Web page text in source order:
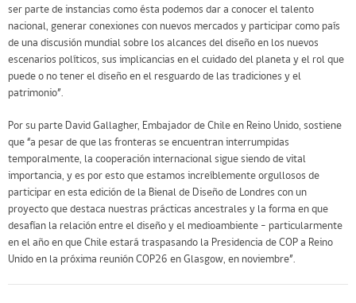
ser parte de instancias como ésta podemos dar a conocer el talento
nacional, generar conexiones con nuevos mercados y participar como país
de una discusión mundial sobre los alcances del diseño en los nuevos
escenarios políticos, sus implicancias en el cuidado del planeta y el rol que
puede o no tener el diseño en el resguardo de las tradiciones y el
patrimonio”.
Por su parte David Gallagher, Embajador de Chile en Reino Unido, sostiene
que “a pesar de que las fronteras se encuentran interrumpidas
temporalmente, la cooperación internacional sigue siendo de vital
importancia, y es por esto que estamos increíblemente orgullosos de
participar en esta edición de la Bienal de Diseño de Londres con un
proyecto que destaca nuestras prácticas ancestrales y la forma en que
desafían la relación entre el diseño y el medioambiente – particularmente
en el año en que Chile estará traspasando la Presidencia de COP a Reino
Unido en la próxima reunión COP26 en Glasgow, en noviembre”.